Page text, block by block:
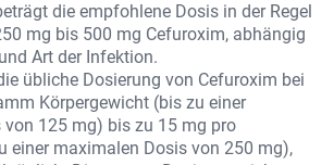
die empfohlene Dosis in der Regel
mg bis 500 mg Cefuroxim, abhängig
Art der Infektion.
übliche Dosierung von Cefuroxim bei
Körpergewicht (bis zu einer
125 mg) bis zu 15 mg pro
einer maximalen Dosis von 250 mg),